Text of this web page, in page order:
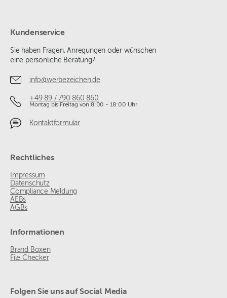
Kundenservice
Sie haben Fragen, Anregungen oder wünschen
eine persönliche Beratung?
info@werbezeichen.de
+49 89 / 790 860 860
Montag bis Freitag von 8:00 - 18:00 Uhr
Kontaktformular
Rechtliches
Impressum
Datenschutz
Compliance Meldung
AEBs
AGBs
Informationen
Brand Boxen
File Checker
Folgen Sie uns auf Social Media